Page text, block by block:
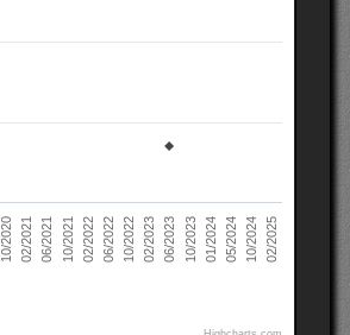
10/2020 02/2021 06/2021 10/2021 02/2022 06/2022 10/2022 02/2023 06/2023 10/2023 01/2024 05/2024 10/2024 02/2025